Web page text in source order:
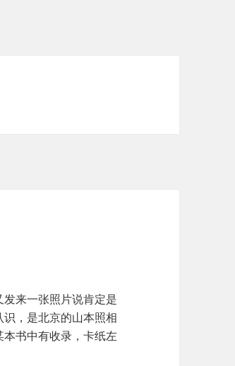
来一张照片说肯定是
，是北京的山本照相
书中有收录，卡纸左